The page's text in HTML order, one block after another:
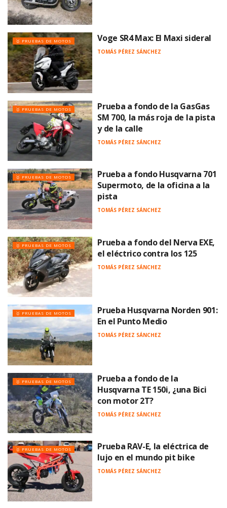
🥇 PRUEBAS DE MOTOS Voge SR4 Max: El Maxi sideral
TOMÁS PÉREZ SÁNCHEZ
🥇 PRUEBAS DE MOTOS
Prueba a fondo de la GasGas
SM 700, la más roja de la pista
y de la calle
TOMÁS PÉREZ SÁNCHEZ
🥇 PRUEBAS DE MOTOS
Prueba a fondo Husqvarna 701
Supermoto, de la oficina a la
pista
TOMÁS PÉREZ SÁNCHEZ
🥇 PRUEBAS DE MOTOS
Prueba a fondo del Nerva EXE,
el eléctrico contra los 125
TOMÁS PÉREZ SÁNCHEZ
🥇 PRUEBAS DE MOTOS
Prueba Husqvarna Norden 901:
En el Punto Medio
TOMÁS PÉREZ SÁNCHEZ
🥇 PRUEBAS DE MOTOS
Prueba a fondo de la
Husqvarna TE 150i, ¿una Bici
con motor 2T?
TOMÁS PÉREZ SÁNCHEZ
🥇 PRUEBAS DE MOTOS
Prueba RAV-E, la eléctrica de
lujo en el mundo pit bike
TOMÁS PÉREZ SÁNCHEZ